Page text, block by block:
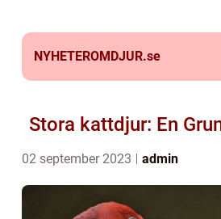
NYHETEROMDJUR.se
Stora kattdjur: En
02 september 2023 admin